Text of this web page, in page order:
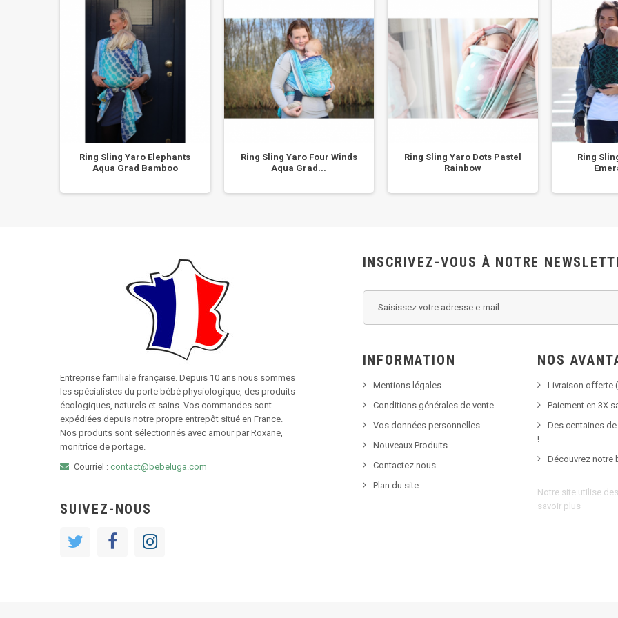
Ring Sling Yaro Elephants
Aqua Grad Bamboo
Ring Sling Yaro Four Winds
Aqua Grad...
Ring Sling Yaro Dots Pastel
Rainbow
Ring
Entreprise familiale française. Depuis 10 ans nous sommes
les spécialistes du porte bébé physiologique, des produits
écologiques, naturels et sains. Vos commandes sont
expédiées depuis notre propre entrepôt situé en France.
Nos produits sont sélectionnés avec amour par Roxane,
monitrice de portage.
Courriel : contact@bebeluga.com
SUIVEZ-NOUS
INSCRIVEZ-VOUS À NOTRE
INFORMATION
Mentions légales
Conditions générales de vente
Vos données personnelles
Nouveaux Produits
Contactez nous
Plan du site
NOS
Livraison offerte
Paiement en 3X
Des centaines
!
Découvrez notre
Notre site utilise
savoir plus